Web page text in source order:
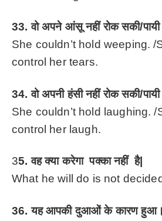
33. वो अपने आंसू नहीं रोक सकी/
She couldn’t hold weeping. /
control her tears.
34. वो अपनी हंसी नहीं रोक सकी/
She couldn’t hold laughing. /
control her laugh.
35. वह क्या करेगा पक्का नहीं है|
What he will do is not
36. यह आपकी दुआओं के कारण हुआ।